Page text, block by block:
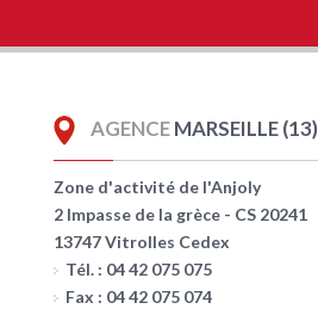
AGENCEMARSEILLE (13)
Zone d'activité de l'Anjoly
2 Impasse de la grèce - CS 20241
13747 Vitrolles Cedex
Tél. : 04 42 075 075
Fax : 04 42 075 074